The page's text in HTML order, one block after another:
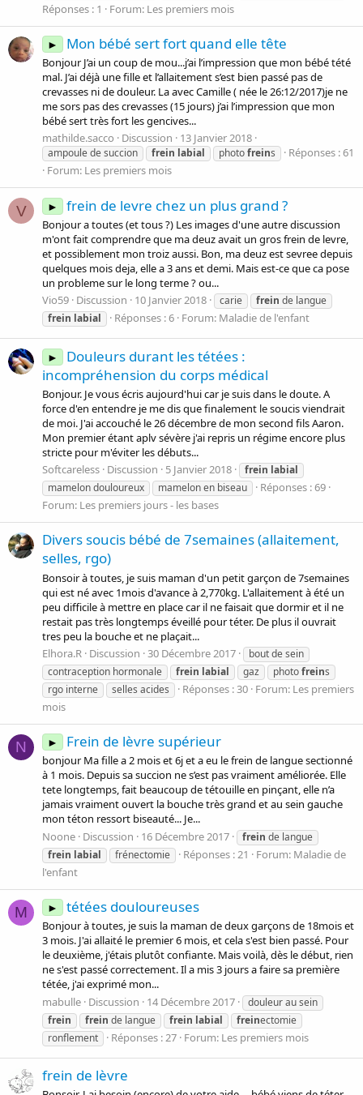
Réponses : 1 Forum: Les premiers mois
► Mon bébé sert fort quand elle tête
Bonjour J’ai un coup de mou...j’ai l’impression que mon bébé tété
mal. J’ai déjà une fille et l’allaitement s’est bien passé pas de
crevasses ni de douleur. La avec Camille ( née le 26:12/2017)je ne
me sors pas des crevasses (15 jours) j’ai l’impression que mon
bébé sert très fort les gencives...
mathilde.sacco
Discussion 13 Janvier 2018
ampoule de succion frein labial photofreins
Réponses : 61
Forum: Les premiers mois
V ► frein de levre chez un plus grand ?
Bonjour a toutes (et tous ?) Les images d'une autre discussion
m'ont fait comprendre que ma deuz avait un gros frein de levre,
et possiblement mon troiz aussi. Bon, ma deuz est sevree depuis
quelques mois deja, elle a 3 ans et demi. Mais est-ce que ca pose
un probleme sur le long terme ? ou...
Vio59 Discussion 10 Janvier 2018 carie frein de langue
frein labial Réponses : 6 Forum: Maladie de l'enfant
►
Douleurs durant les tétées :
incompréhension du corps médical
Bonjour. Je vous écris aujourd'hui car je suis dans le doute. A
force d'en entendre je me dis que finalement le soucis viendrait
de moi. J'ai accouché le 26 décembre de mon second fils Aaron.
Mon premier étant aplv sévère j'ai repris un régime encore plus
stricte pour m'éviter les débuts...
Softcareless Discussion 5 Janvier 2018 frein labial
mamelon douloureux
mamelon en biseau
Réponses : 69
Forum: Les premiers jours - les bases
Divers soucis bébé de 7semaines (allaitement,
selles, rgo)
Bonsoir à toutes, je suis maman d'un petit garçon de 7semaines
qui est né avec 1mois d'avance à 2,770kg. L'allaitement à été un
peu difficile à mettre en place car il ne faisait que dormir et il ne
restait pas très longtemps éveillé pour téter. De plus il ouvrait
tres peu la bouche et ne plaçait...
Elhora.R Discussion 30 Décembre 2017
bout de sein
contraception hormonale
frein labial gaz photofreins
rgo interne
selles acides Réponses : 30 Forum: Les premiers
mois
N ► Frein de lèvre supérieur
bonjour Ma fille a 2 mois et 6j et a eu le frein de langue sectionné
à 1 mois. Depuis sa succion ne s’est pas vraiment améliorée. Elle
tete longtemps, fait beaucoup de tétouille en pinçant, elle n’a
jamais vraiment ouvert la bouche très grand et au sein gauche
mon téton ressort biseauté... Je...
Noone Discussion 16 Décembre 2017 frein de langue
frein labial frénectomie Réponses : 21 Forum: Maladie de
l'enfant
M ► tétées douloureuses
Bonjour à toutes, je suis la maman de deux garçons de 18mois et
3 mois. J'ai allaité le premier 6 mois, et cela s'est bien passé. Pour
le deuxième, j'étais plutôt confiante. Mais voilà, dès le début, rien
ne s'est passé correctement. Il a mis 3 jours a faire sa première
tétée, j'ai exprimé mon...
mabulle Discussion 14 Décembre 2017
douleur au sein
frein
frein de langue frein labial freinectomie
ronflement
Réponses : 27 Forum: Les premiers mois
frein de lèvre